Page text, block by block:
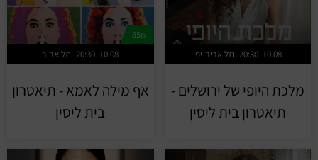
תל אביב-יפו 20:30 10.08
מלכת היופי של ירושלים -
תיאטרון בית ליסין
85₪
תל אביב 20:30 10.08
אף מילה לאמא - תיאטרון
בית ליסין